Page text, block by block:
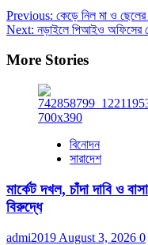
Previous: কেড়ে নিল মা ও
Next: নড়াইলে পিআইও অফিসের
More Stories
বিনোদন
সারাদেশ
মার্কেট দখল, চাঁদা দাবি ও
বিরুদ্ধে
admi2019 August 3, 2026 0